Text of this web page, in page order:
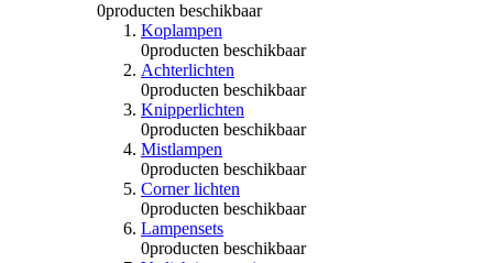
0producten beschikbaar
Koplampen
0producten beschikbaar
Achterlichten
0producten beschikbaar
Knipperlichten
0producten beschikbaar
Mistlampen
0producten beschikbaar
Corner lichten
0producten beschikbaar
Lampensets
0producten beschikbaar